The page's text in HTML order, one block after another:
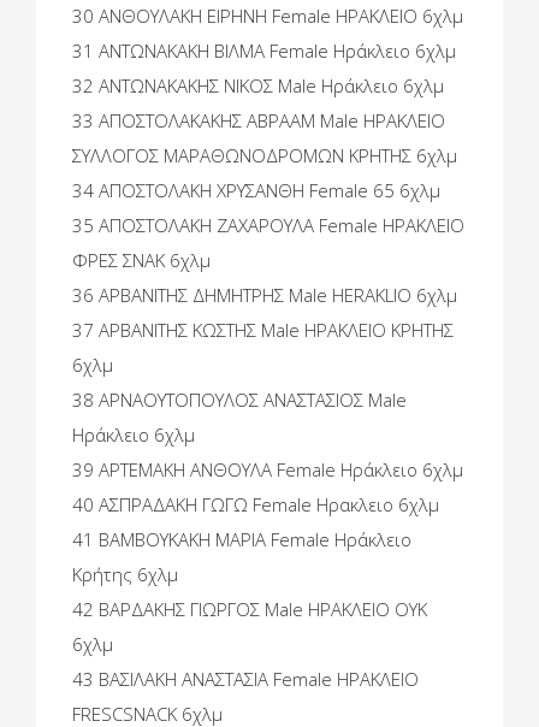
30 ΑΝΘΟΥΛΑΚΗ ΕΙΡΗΝΗ Female ΗΡΑΚΛΕΙΟ 6χλμ
31 ΑΝΤΩΝΑΚΑΚΗ ΒΙΛΜΑ Female Ηράκλειο 6χλμ
32 ΑΝΤΩΝΑΚΑΚΗΣ ΝΙΚΟΣ Male Ηράκλειο 6χλμ
33 ΑΠΟΣΤΟΛΑΚΑΚΗΣ ΑΒΡΑΑΜ Male ΗΡΑΚΛΕΙΟ
ΣΥΛΛΟΓΟΣ ΜΑΡΑΘΩΝΟΔΡΟΜΩΝ ΚΡΗΤΗΣ 6χλμ
34 ΑΠΟΣΤΟΛΑΚΗ ΧΡΥΣΑΝΘΗ Female 65 6χλμ
35 ΑΠΟΣΤΟΛΑΚΗ ΖΑΧΑΡΟΥΛΑ Female ΗΡΑΚΛΕΙΟ
ΦΡΕΣ ΣΝΑΚ 6χλμ
36 ΑΡΒΑΝΙΤΗΣ ΔΗΜΗΤΡΗΣ Male HERAKLIO 6χλμ
37 ΑΡΒΑΝΙΤΗΣ ΚΩΣΤΗΣ Male ΗΡΑΚΛΕΙΟ ΚΡΗΤΗΣ
6χλμ
38 ΑΡΝΑΟΥΤΟΠΟΥΛΟΣ ΑΝΑΣΤΑΣΙΟΣ Male
Ηράκλειο 6χλμ
39 ΑΡΤΕΜΑΚΗ ΑΝΘΟΥΛΑ Female Ηράκλειο 6χλμ
40 ΑΣΠΡΑΔΑΚΗ ΓΩΓΩ Female Ηρακλειο 6χλμ
41 ΒΑΜΒΟΥΚΑΚΗ ΜΑΡΙΑ Female Ηράκλειο
Κρήτης 6χλμ
42 ΒΑΡΔΑΚΗΣ ΓΙΩΡΓΟΣ Male ΗΡΑΚΛΕΙΟ ΟΥΚ
6χλμ
43 ΒΑΣΙΛΑΚΗ ΑΝΑΣΤΑΣΙΑ Female ΗΡΑΚΛΕΙΟ
FRESCSNACK 6χλμ